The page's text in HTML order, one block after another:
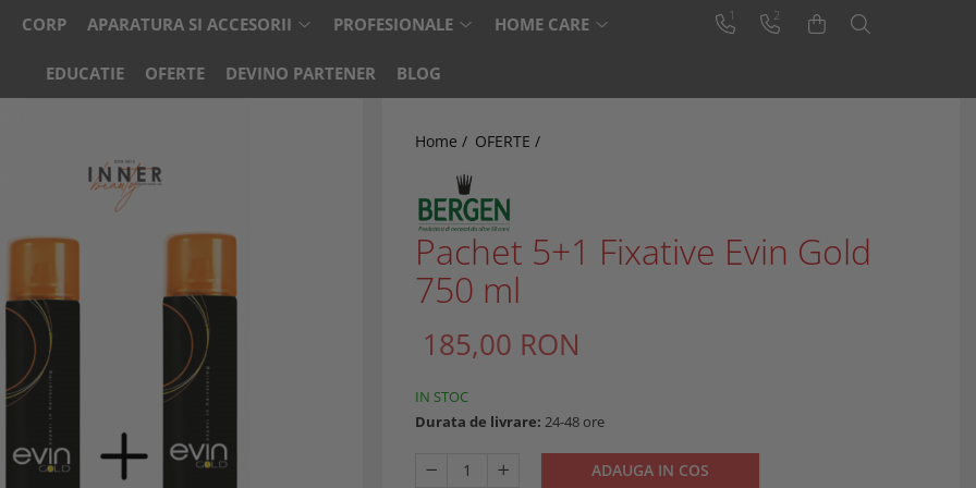
CORP APARATURA SI ACCESORII PROFESIONALE HOME CARE
EDUCATIE OFERTE DEVINO PARTENER BLOG
1 2
Home / OFERTE /
Pachet 5+1 Fixative Evin Gold
750 ml
185,00 RON
IN STOC
Durata de livrare: 24-48 ore
ADAUGA IN COS